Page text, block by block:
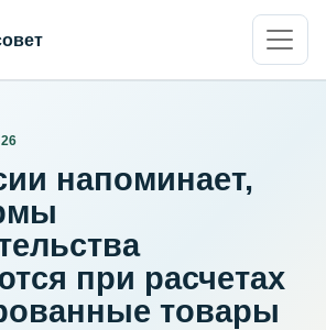
напоминает,
при расчетах
товары